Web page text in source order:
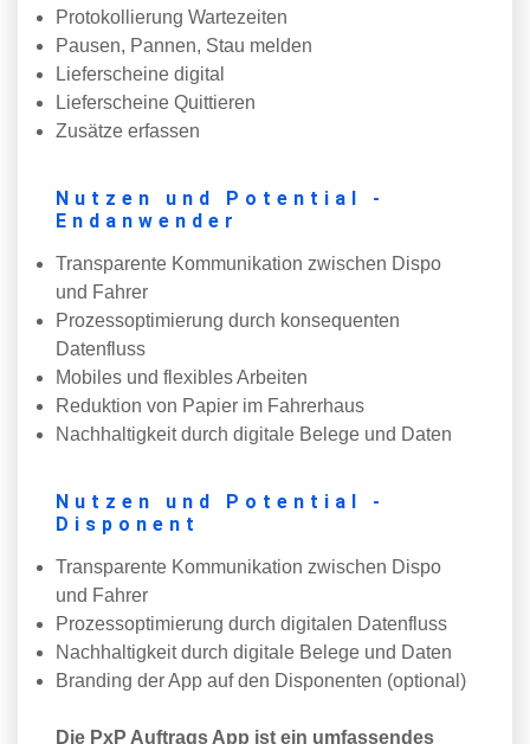
Protokollierung Wartezeiten
Pausen, Pannen, Stau melden
Lieferscheine digital
Lieferscheine Quittieren
Zusätze erfassen
Nutzen und Potential -
Endanwender
Transparente Kommunikation zwischen Dispo
und Fahrer
Prozessoptimierung durch konsequenten
Datenfluss
Mobiles und flexibles Arbeiten
Reduktion von Papier im Fahrerhaus
Nachhaltigkeit durch digitale Belege und Daten
Nutzen und Potential -
Disponent
Transparente Kommunikation zwischen Dispo
und Fahrer
Prozessoptimierung durch digitalen Datenfluss
Nachhaltigkeit durch digitale Belege und Daten
Branding der App auf den Disponenten (optional)
Die PxP Auftrags App ist ein umfassendes